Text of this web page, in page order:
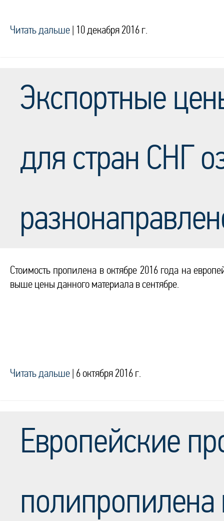
Читать дальше | 10 декабря 2016 г.
Экспортные
для стран СНГ
Стоимость пропилена в октябре 2016 года на
выше цены данного материала в сентябре.
Читать дальше | 6 октября 2016 г.
Европейские